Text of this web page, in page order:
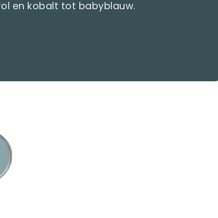
en kobalt tot babyblauw.